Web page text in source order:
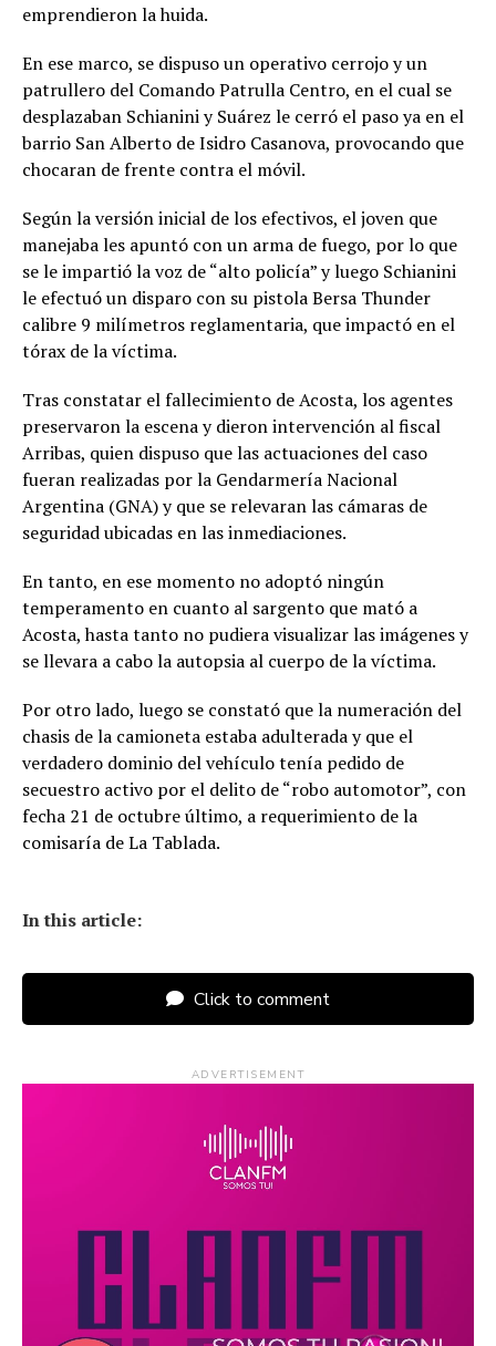
emprendieron la huida.
En ese marco, se dispuso un operativo cerrojo y un
patrullero del Comando Patrulla Centro, en el cual se
desplazaban Schianini y Suárez le cerró el paso ya en el
barrio San Alberto de Isidro Casanova, provocando que
chocaran de frente contra el móvil.
Según la versión inicial de los efectivos, el joven que
manejaba les apuntó con un arma de fuego, por lo que
se le impartió la voz de “alto policía” y luego Schianini
le efectuó un disparo con su pistola Bersa Thunder
calibre 9 milímetros reglamentaria, que impactó en el
tórax de la víctima.
Tras constatar el fallecimiento de Acosta, los agentes
preservaron la escena y dieron intervención al fiscal
Arribas, quien dispuso que las actuaciones del caso
fueran realizadas por la Gendarmería Nacional
Argentina (GNA) y que se relevaran las cámaras de
seguridad ubicadas en las inmediaciones.
En tanto, en ese momento no adoptó ningún
temperamento en cuanto al sargento que mató a
Acosta, hasta tanto no pudiera visualizar las imágenes y
se llevara a cabo la autopsia al cuerpo de la víctima.
Por otro lado, luego se constató que la numeración del
chasis de la camioneta estaba adulterada y que el
verdadero dominio del vehículo tenía pedido de
secuestro activo por el delito de “robo automotor”, con
fecha 21 de octubre último, a requerimiento de la
comisaría de La Tablada.
In this article:
Click to comment
ADVERTISEMENT